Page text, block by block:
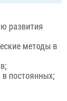
развития
методы в
постоянных;